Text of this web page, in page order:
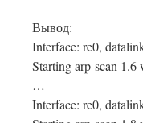
Вывод:
Interface: re0,
Starting arp-scan
…
Interface: re0,